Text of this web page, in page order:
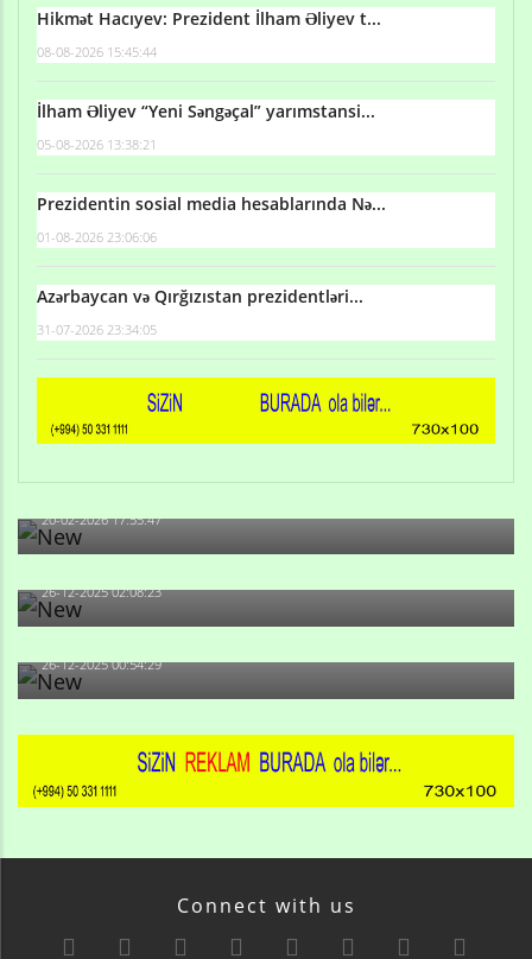
Hikmət Hacıyev: Prezident İlham Əliyev t...
08-08-2026 15:45:44
İlham Əliyev “Yeni Səngəçal” yarımstansi...
05-08-2026 13:38:21
Prezidentin sosial media hesablarında Nə...
01-08-2026 23:06:06
Azərbaycan və Qırğızıstan prezidentləri...
31-07-2026 23:34:05
Qulu Məhərrəmli: Sosial şəbəkələrdə söyüş niyə artıb?
20-02-2026 17:55:47
Məni bura NAZİR GÖNDƏRİB - 1937-ci ildən fəaliyyətdə
26-12-2025 02:08:23
-Ay qız, sən məhkəməni udmayacaqsan... Sən bilirsən
də, məni...
26-12-2025 00:54:29
Connect with us